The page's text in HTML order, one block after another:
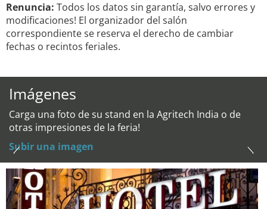
Renuncia: Todos los datos sin garantía, salvo errores y
modificaciones! El organizador del salón
correspondiente se reserva el derecho de cambiar
fechas o recintos feriales.
Imágenes
Carga una foto de su stand en la Agritech India o de
otras impresiones de la feria!
Subir una imagen